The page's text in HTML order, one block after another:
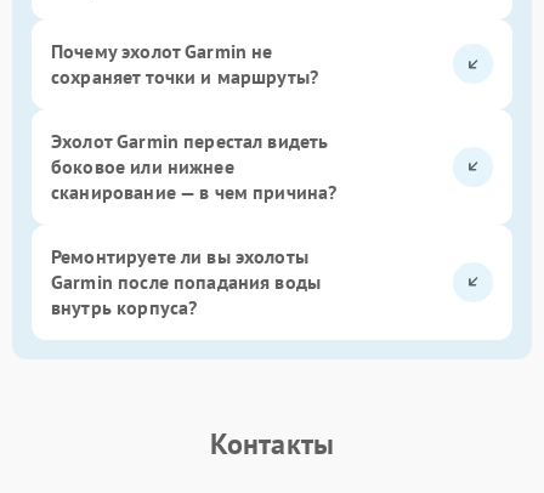
Почему эхолот Garmin не
сохраняет точки и маршруты?
Эхолот Garmin перестал видеть
боковое или нижнее
сканирование — в чем причина?
Ремонтируете ли вы эхолоты
Garmin после попадания воды
внутрь корпуса?
Контакты